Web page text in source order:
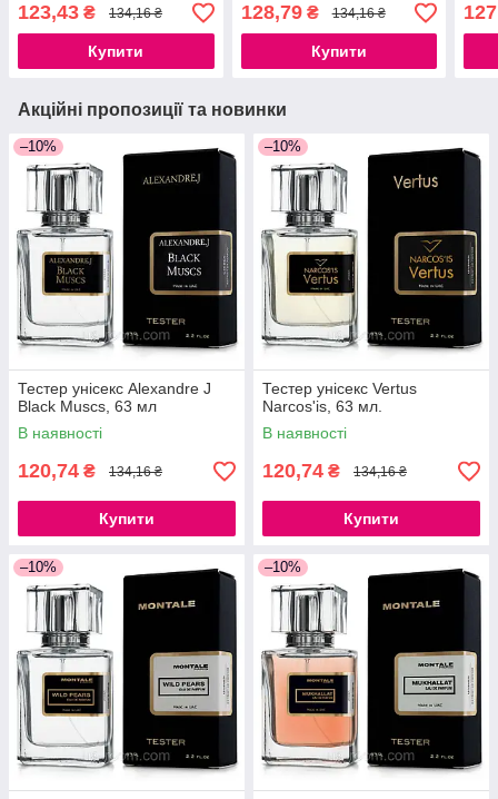
123,43 ₴ 134,16 ₴
Купити
128,79₴ 134,16 ₴
Купити
Акційні пропозиції та новинки
–10%
Тестер унісекс Alexandre J
Black Muscs, 63 мл
В наявності
120,74 ₴ 134,16 ₴
Купити
–10%
Тестер унісекс Vertus
Narcos'is, 63 мл.
В наявності
120,74 ₴ 134,16 ₴
Купити
–10% –10%